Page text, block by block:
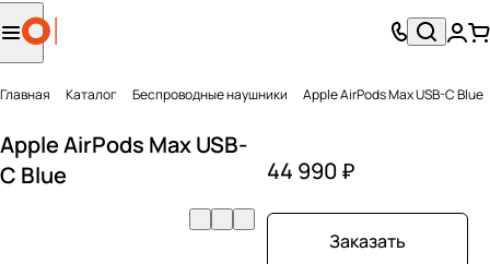
Главная Каталог Беcпроводные наушники Apple AirPods Max USB-C Blue
Apple AirPods Max USB-
C Blue
44 990 ₽
Заказать